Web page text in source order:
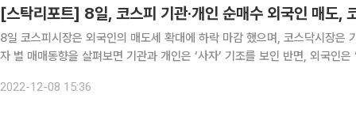
[스탁리포트] 8일, 코스피 기관·개인 순매수 외국인 매도,
8일 코스피시장은 외국인의 매도세 확대에 하락 마감 했으며, 코스닥시장은 기관의 매도
자 별 매매동향을 살펴보면 기관과 개인은 ‘사자’ 기조를 보인 반면, 외국인은 ‘팔자’에 힘을 실었다. 기
2022-12-08 15:36